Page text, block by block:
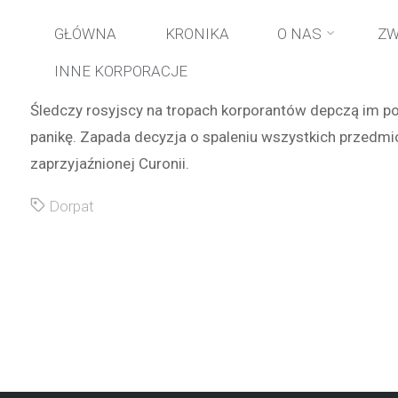
Przejdź
do
treści
GŁÓWNA KRONIKA O NAS
INNE KORPORACJE
Śledczy rosyjscy na tropach korporantów depczą im
panikę. Zapada decyzja o spaleniu wszystkich
zaprzyjaźnionej Curonii.
Dorpat